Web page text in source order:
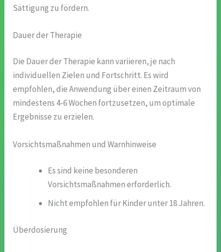
Sättigung zu fördern.
Dauer der Therapie
Die Dauer der Therapie kann variieren, je nach
individuellen Zielen und Fortschritt. Es wird
empfohlen, die Anwendung über einen Zeitraum von
mindestens 4-6 Wochen fortzusetzen, um optimale
Ergebnisse zu erzielen.
Vorsichtsmaßnahmen und Warnhinweise
Es sind keine besonderen
Vorsichtsmaßnahmen erforderlich.
Nicht empfohlen für Kinder unter 18 Jahren.
Überdosierung